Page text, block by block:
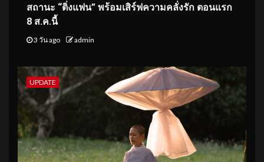
สถานะ “ติ่งแฟน” พร้อมเสิร์ฟความคลั่งรัก ตอนแรก
8 ส.ค.นี้
3 วัน ago admin
UPDATE